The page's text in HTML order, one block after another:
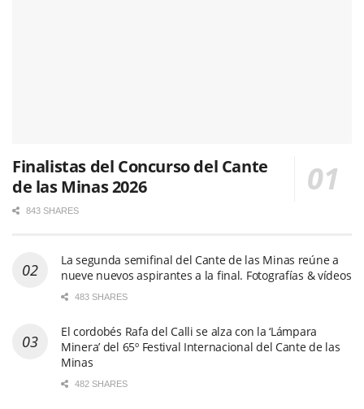
Finalistas del Concurso del Cante
de las Minas 2026
843 SHARES
La segunda semifinal del Cante de las Minas reúne a
nueve nuevos aspirantes a la final. Fotografías & vídeos
483 SHARES
El cordobés Rafa del Calli se alza con la ‘Lámpara
Minera’ del 65º Festival Internacional del Cante de las
Minas
482 SHARES